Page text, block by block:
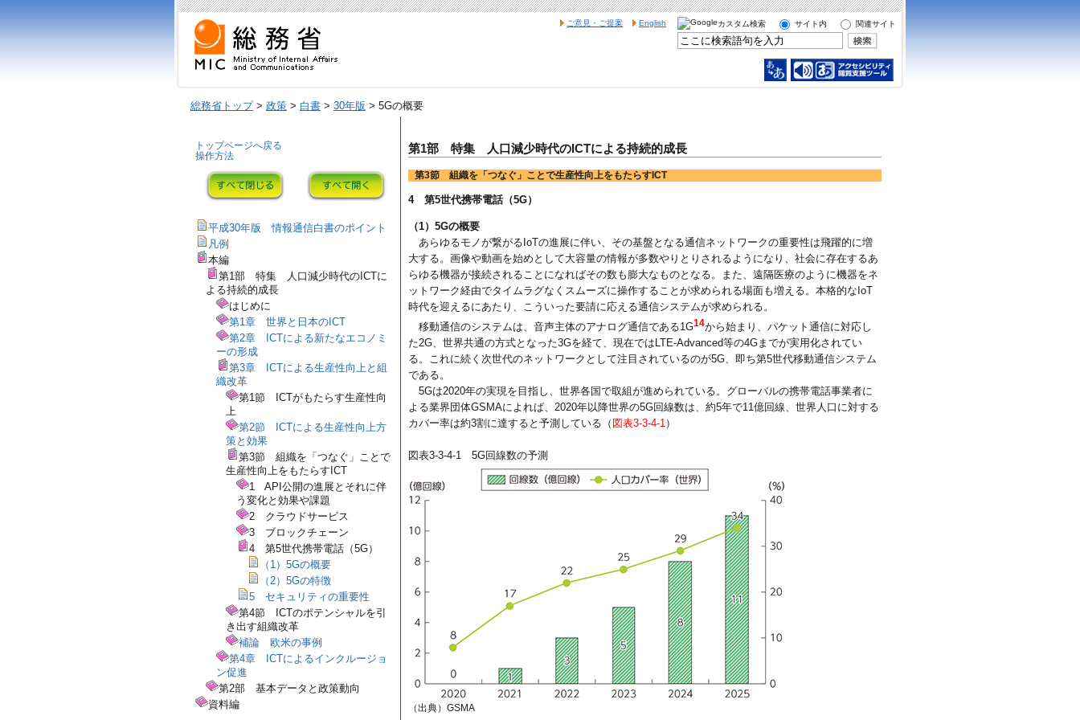
ご意見・ご提案 English カスタム検索 サイト内 関連サイト
総務省トップ> 政策 > 白書 > 30年版 > 5Gの概要
第1部 特集 人口減少時代のICTによる持続的成長
第3節 組織を「つなぐ」ことで生産性向上をもたらすICT
4 第5世代携帯電話（5G）
（1）5Gの概要
あらゆるモノが繋がるIoTの進展に伴い、その基盤となる通信ネットワークの重要性は飛躍的に増
大する。画像や動画を始めとして大容量の情報が多数やりとりされるようになり、社会に存在するあ
らゆる機器が接続されることになればその数も膨大なものとなる。また、遠隔医療のように機器をネ
ットワーク経由でタイムラグなくスムーズに操作することが求められる場面も増える。本格的なIoT
時代を迎えるにあたり、こういった要請に応える通信システムが求められる。
移動通信のシステムは、音声主体のアナログ通信である1G14から始まり、パケット通信に対応し
た2G、世界共通の方式となった3Gを経て、現在ではLTE-Advanced等の4Gまでが実用化されてい
る。これに続く次世代のネットワークとして注目されているのが5G、即ち第5世代移動通信システム
である。
5Gは2020年の実現を目指し、世界各国で取組が進められている。グローバルの携帯電話事業者に
よる業界団体GSMAによれば、2020年以降世界の5G回線数は、約5年で11億回線、世界人口に対する
カバー率は約3割に達すると予測している（ 図表3-3-4-1）
図表3-3-4-1 5G回線数の予測
（出典）GSMA
トップページへ戻る
操作方法
平成30年版 情報通信白書のポイント
凡例
本編
第1部 特集 人口減少時代のICTに
よる持続的成長
はじめに
第1章 世界と日本のICT
第2章 ICTによる新たなエコノミ
ーの形成
第3章 ICTによる生産性向上と組
織改革
第1節 ICTがもたらす生産性向
上
第2節 ICTによる生産性向上方
策と効果
第3節 組織を「つなぐ」ことで
生産性向上をもたらすICT
1 API公開の進展とそれに伴
う変化と効果や課題
2 クラウドサービス
3 ブロックチェーン
4 第5世代携帯電話（5G）
（1）5Gの概要
（2）5Gの特徴
5 セキュリティの重要性
第4節 ICTのポテンシャルを引
き出す組織改革
補論 欧米の事例
第4章 ICTによるインクルージョ
ン促進
第2部 基本データと政策動向
資料編